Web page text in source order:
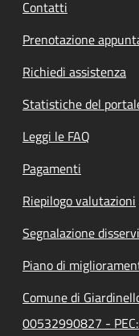
Contatti
Prenotazione
Richiedi assistenza
Statistiche del
Leggi le FAQ
Pagamenti
Riepilogo valutazioni
Segnalazione
Piano di
Comune di
00532990827 -